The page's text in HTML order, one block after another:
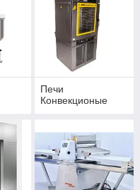
Печи
Конвекционые